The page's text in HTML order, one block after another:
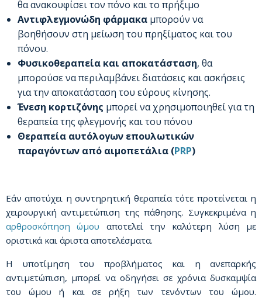
θα ανακουφίσει τον πόνο και το πρήξιμο
Αντιφλεγμονώδη φάρμακα μπορούν να
βοηθήσουν στη μείωση του πρηξίματος και του
πόνου.
Φυσικοθεραπεία και αποκατάσταση, θα
μπορούσε να περιλαμβάνει διατάσεις και ασκήσεις
για την αποκατάσταση του εύρους κίνησης.
Ένεση κορτιζόνης μπορεί να χρησιμοποιηθεί για τη
θεραπεία της φλεγμονής και του πόνου
Θεραπεία αυτόλογων επουλωτικών
παραγόντων από αιμοπετάλια (PRP)
Εάν αποτύχει η συντηρητική θεραπεία τότε προτείνεται η
χειρουργική αντιμετώπιση της πάθησης. Συγκεκριμένα η
αρθροσκόπηση ώμου αποτελεί την καλύτερη λύση με
οριστικά και άριστα αποτελέσματα.
Η υποτίμηση του προβλήματος και η ανεπαρκής
αντιμετώπιση, μπορεί να οδηγήσει σε χρόνια δυσκαμψία
του ώμου ή και σε ρήξη των τενόντων του ώμου.